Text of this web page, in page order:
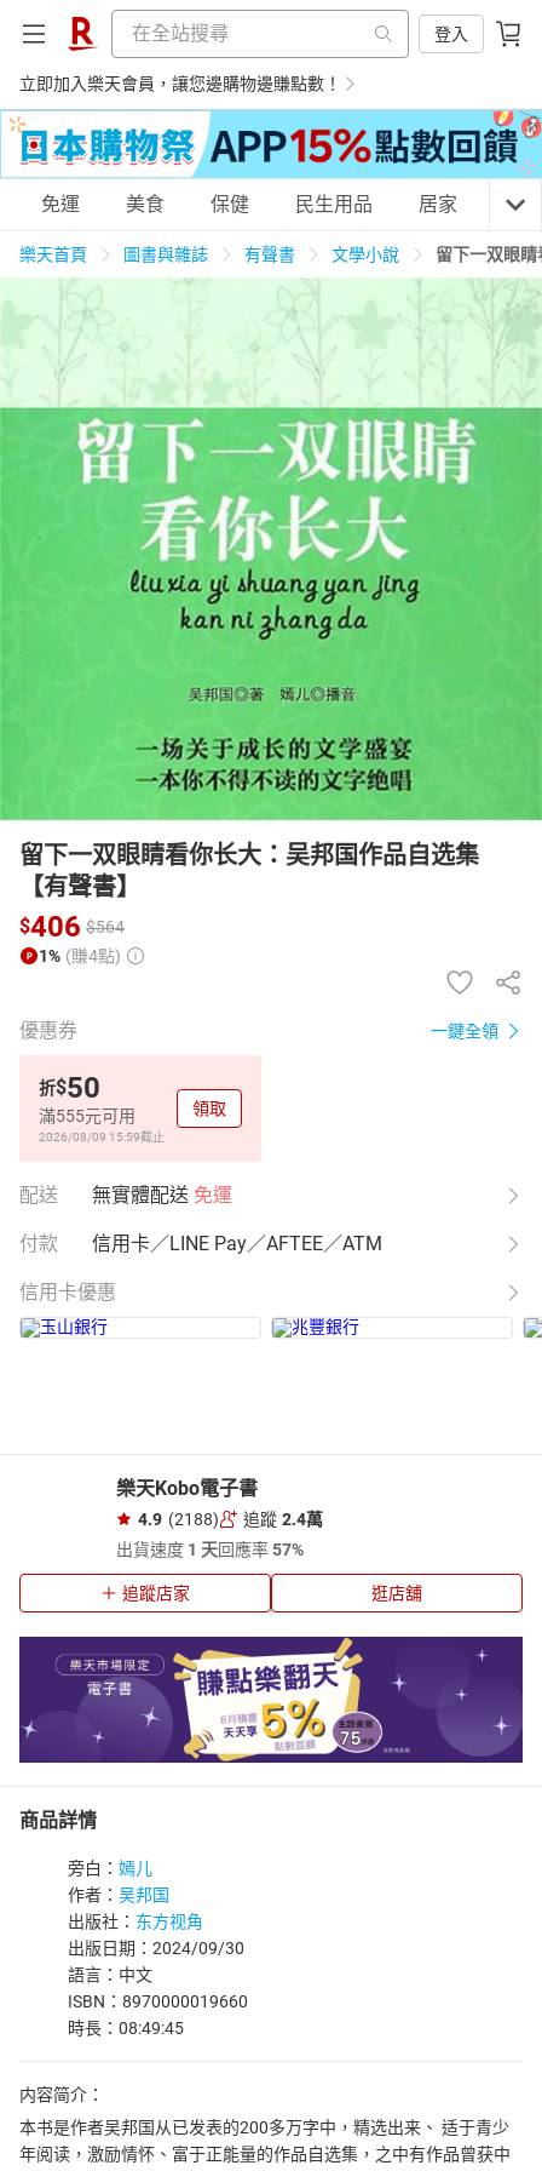
登入
立即加入樂天會員，讓您邊購物邊賺點數！
購物網分類
天天免運 養生保健 民生用品
居家生活 3C家電 運動休閒 親子玩具
男裝 化妝保養
電子/紙本書
免運 美食 保健 民生用品 居家 3C
樂天首頁 圖書與雜誌 有聲書 文學小說 留下一双眼
留下一双眼睛看你长大：吴邦国作品自选集
【有聲書】
$406 $564
1% (賺4點)
優惠券 一鍵全領
折$50
滿555元可用
2026/08/09 15:59截止
領取
配送 無實體配送 免運
付款 信用卡／LINE Pay／AFTEE／ATM
信用卡優惠
樂天Kobo電子書
4.9 (2188) 追蹤 2.4萬
出貨速度 1 天回應率57%
追蹤店家 逛店舖
商品詳情
旁白： 嫣儿
作者： 吴邦国
出版社： 东方视角
出版日期：2024/09/30
語言：中文
ISBN：8970000019660
時長：08:49:45
内容简介：
本书是作者吴邦国从已发表的200多万字中，精选出来、 适于青少
年阅读，激励情怀、富于正能量的作品自选集，之中有作品曾获中